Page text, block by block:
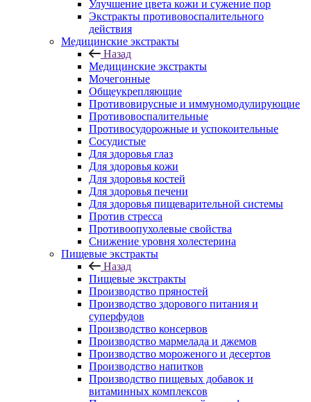
Улучшение цвета кожи и сужение пор
Экстракты противовоспалительного
действия
Медицинские экстракты
Назад
Медицинские экстракты
Мочегонные
Общеукрепляющие
Противовирусные и иммуномодулирующие
Противовоспалительные
Противосудорожные и успокоительные
Сосудистые
Для здоровья глаз
Для здоровья кожи
Для здоровья костей
Для здоровья печени
Для здоровья пищеварительной системы
Против стресса
Противоопухолевые свойства
Снижение уровня холестерина
Пищевые экстракты
Назад
Пищевые экстракты
Производство пряностей
Производство здорового питания и
суперфудов
Производство консервов
Производство мармелада и джемов
Производство мороженого и десертов
Производство напитков
Производство пищевых добавок и
витаминных комплексов